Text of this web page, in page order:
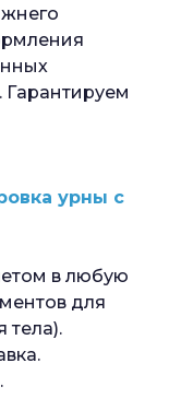
Гарантируем
урны с
в любую
для
тела).